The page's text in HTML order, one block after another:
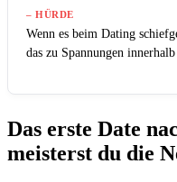
– HÜRDE
Wenn es beim Dating
das zu Spannungen
Das erste Date
meisterst du die